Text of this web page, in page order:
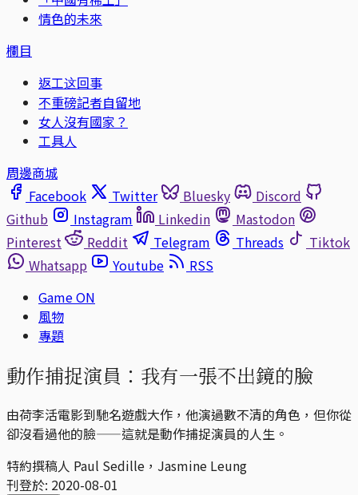
情色的未來
欄目
返工这回事
不重磅記者自留地
女人沒有國家？
工具人
周邊商城
Facebook
Twitter Bluesky
Discord
Github
Instagram Linkedin
Mastodon
Pinterest
Reddit Telegram Threads
Tiktok
Whatsapp
Youtube
RSS
Game ON
風物
專題
動作捕捉演員：我有一張不出鏡的臉
由荷李活電影到馳名遊戲大作，他演過數不清的角色，但你從
卻沒看過他的臉——這就是動作捕捉演員的人生。
特約撰稿人 Paul Sedille，Jasmine Leung
刊登於: 2020-08-01